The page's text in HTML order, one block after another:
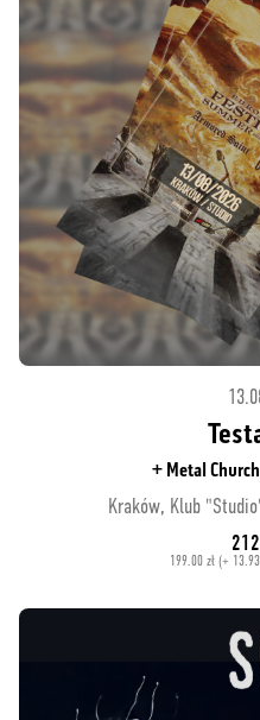
+ Metal
Kraków, Klub
199.00 zł (+